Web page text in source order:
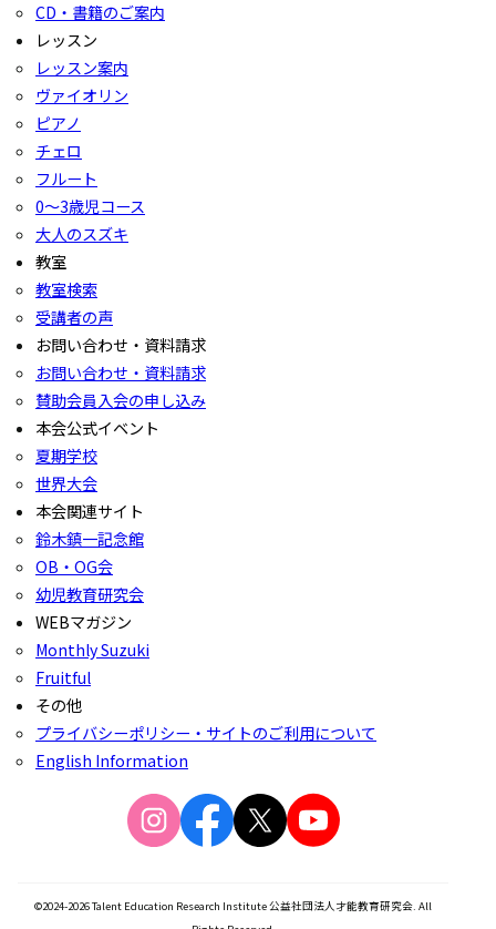
CD・書籍のご案内
レッスン
レッスン案内
ヴァイオリン
ピアノ
チェロ
フルート
0〜3歳児コース
大人のスズキ
教室
教室検索
受講者の声
お問い合わせ・資料請求
お問い合わせ・資料請求
賛助会員入会の申し込み
本会公式イベント
夏期学校
世界大会
本会関連サイト
鈴木鎮一記念館
OB・OG会
幼児教育研究会
WEBマガジン
Monthly Suzuki
Fruitful
その他
プライバシーポリシー・サイトのご利用について
English Information
©2024-2026 Talent Education Research Institute 公益社団法人才能教育研究会. All